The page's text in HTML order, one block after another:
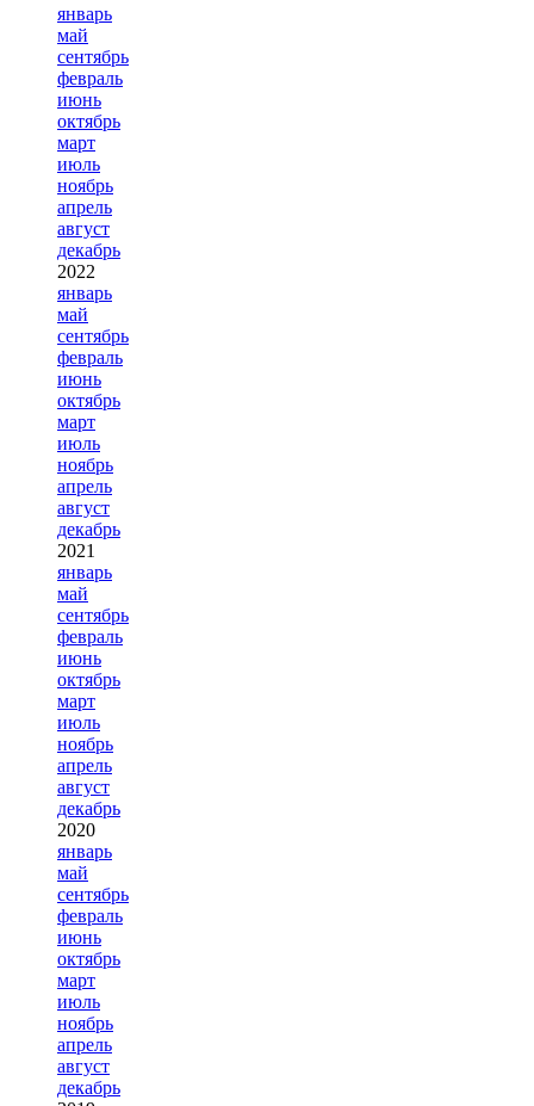
январь
май
сентябрь
февраль
июнь
октябрь
март
июль
ноябрь
апрель
август
декабрь
2022
январь
май
сентябрь
февраль
июнь
октябрь
март
июль
ноябрь
апрель
август
декабрь
2021
январь
май
сентябрь
февраль
июнь
октябрь
март
июль
ноябрь
апрель
август
декабрь
2020
январь
май
сентябрь
февраль
июнь
октябрь
март
июль
ноябрь
апрель
август
декабрь